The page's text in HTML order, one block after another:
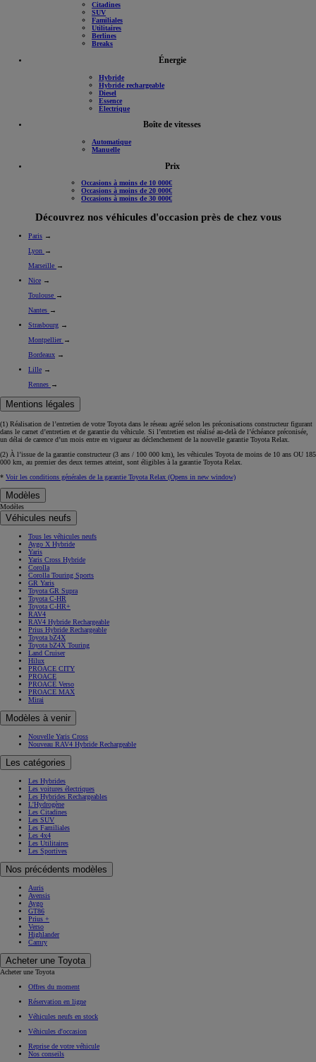
Citadines
SUV
Familiales
Utilitaires
Berlines
Breaks
Énergie
Hybride
Hybride rechargeable
Diesel
Essence
Électrique
Boîte de vitesses
Automatique
Manuelle
Prix
Occasions à moins de 10 000€
Occasions à moins de 20 000€
Occasions à moins de 30 000€
Découvrez nos véhicules d'occasion près de chez vous
Paris →
Lyon →
Marseille →
Nice →
Toulouse →
Nantes →
Strasbourg →
Montpellier →
Bordeaux →
Lille →
Rennes →
Mentions légales
(1) Réalisation de l’entretien de votre Toyota dans le réseau agréé selon les préconisations constructeur figurant
dans le carnet d’entretien et de garantie du véhicule. Si l’entretien est réalisé au-delà de l’échéance préconisée,
un délai de carence d’un mois entre en vigueur au déclenchement de la nouvelle garantie Toyota Relax.
(2) À l’issue de la garantie constructeur (3 ans / 100 000 km), les véhicules Toyota de moins de 10 ans OU 185
000 km, au premier des deux termes atteint, sont éligibles à la garantie Toyota Relax.
* Voir les conditions générales de la garantie Toyota Relax (Opens in new window)
Modèles
Modèles
Véhicules neufs
Tous les véhicules neufs
Aygo X Hybride
Yaris
Yaris Cross Hybride
Corolla
Corolla Touring Sports
GR Yaris
Toyota GR Supra
Toyota C-HR
Toyota C-HR+
RAV4
RAV4 Hybride Rechargeable
Prius Hybride Rechargeable
Toyota bZ4X
Toyota bZ4X Touring
Land Cruiser
Hilux
PROACE CITY
PROACE
PROACE Verso
PROACE MAX
Mirai
Modèles à venir
Nouvelle Yaris Cross
Nouveau RAV4 Hybride Rechargeable
Les catégories
Les Hybrides
Les voitures électriques
Les Hybrides Rechargeables
L'Hydrogène
Les Citadines
Les SUV
Les Familiales
Les 4x4
Les Utilitaires
Les Sportives
Nos précédents modèles
Auris
Avensis
Aygo
GT86
Prius +
Verso
Highlander
Camry
Acheter une Toyota
Acheter une Toyota
Offres du moment
Réservation en ligne
Véhicules neufs en stock
Véhicules d'occasion
Reprise de votre véhicule
Nos conseils